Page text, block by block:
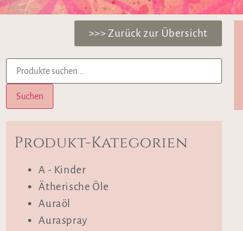
>>> Zurück zur Übersicht
Suchen
Produkt-Kategorien
A - Kinder
Ätherische Öle
Auraöl
Auraspray